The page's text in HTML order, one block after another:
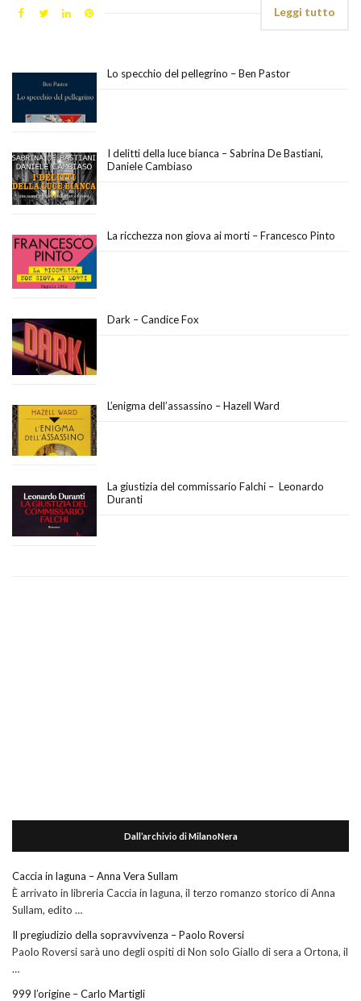
Leggi tutto
Lo specchio del pellegrino – Ben Pastor
I delitti della luce bianca – Sabrina De Bastiani,
Daniele Cambiaso
La ricchezza non giova ai morti – Francesco Pinto
Dark – Candice Fox
L’enigma dell’assassino – Hazell Ward
La giustizia del commissario Falchi – Leonardo
Duranti
Dall’archivio di MilanoNera
Caccia in laguna – Anna Vera Sullam
È arrivato in libreria Caccia in laguna, il terzo romanzo storico di Anna
Sullam, edito …
Il pregiudizio della sopravvivenza – Paolo Roversi
Paolo Roversi sarà uno degli ospiti di Non solo Giallo di sera a Ortona, il
…
999 l’origine – Carlo Martigli